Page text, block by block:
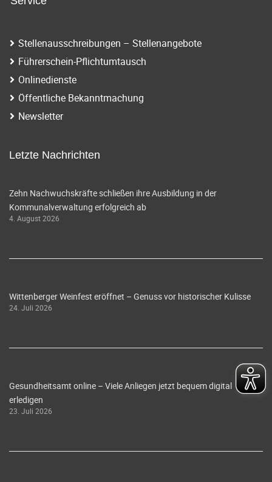
Stellenausschreibungen – Stellenangebote
Führerschein-Pflichtumtausch
Onlinedienste
Öffentliche Bekanntmachung
Newsletter
Letzte Nachrichten
Zehn Nachwuchskräfte schließen ihre Ausbildung in der
Kommunalverwaltung erfolgreich ab
4. August 2026
Wittenberger Weinfest eröffnet – Genuss vor historischer Kulisse
24. Juli 2026
Gesundheitsamt online – Viele Anliegen jetzt bequem digital
erledigen
23. Juli 2026